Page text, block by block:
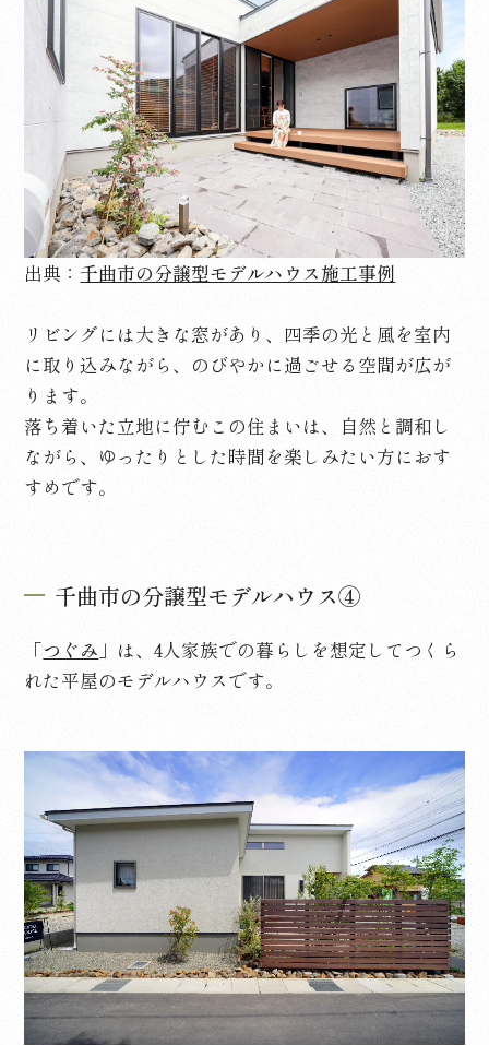
出典： 千曲市の分譲型モデルハウス施工事例
リビングには大きな窓があり、四季の光と風を室内
に取り込みながら、のびやかに過ごせる空間が広が
ります。
落ち着いた立地に佇むこの住まいは、自然と調和し
ながら、ゆったりとした時間を楽しみたい方におす
すめです。
千曲市の分譲型モデルハウス④
「つぐみ 」は、4人家族での暮らしを想定してつくら
れた平屋のモデルハウスです。